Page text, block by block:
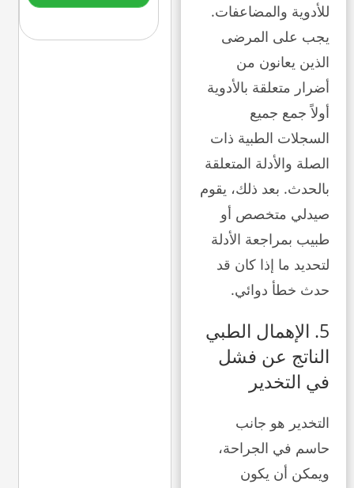
للأدوية والمضاعفات.
يجب على المرضى
الذين يعانون من
أضرار متعلقة بالأدوية
أولاً جمع جميع
السجلات الطبية ذات
الصلة والأدلة المتعلقة
بالحدث. بعد ذلك، يقوم
صيدلي متخصص أو
طبيب بمراجعة الأدلة
لتحديد ما إذا كان قد
حدث خطأ دوائي.
5. الإهمال الطبي
الناتج عن فشل
في التخدير
التخدير هو جانب
حاسم في الجراحة،
ويمكن أن يكون